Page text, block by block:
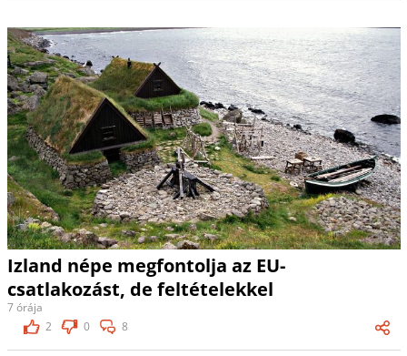
Izland népe megfontolja az EU-
csatlakozást, de feltételekkel
7 órája
2
0 8